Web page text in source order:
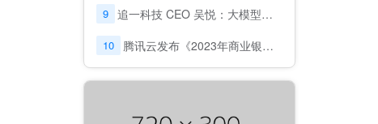
9 追一科技 CEO 吴悦：大模型落地，场景、成本及效果，缺一不可
10 腾讯云发布《2023年商业银行风控趋势调研报告》: 金融风控迈入“模型对抗”时代